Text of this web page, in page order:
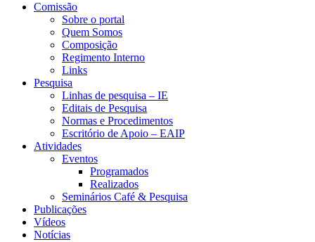
Comissão
Sobre o portal
Quem Somos
Composição
Regimento Interno
Links
Pesquisa
Linhas de pesquisa – IE
Editais de Pesquisa
Normas e Procedimentos
Escritório de Apoio – EAIP
Atividades
Eventos
Programados
Realizados
Seminários Café & Pesquisa
Publicações
Vídeos
Notícias